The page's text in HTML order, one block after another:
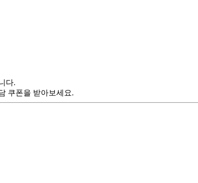
다.
쿠폰을 받아보세요.